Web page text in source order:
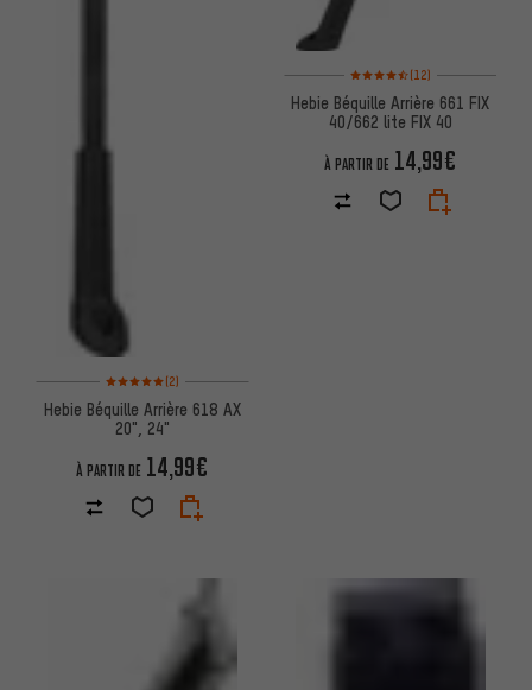
Note moyenne : 5 sur 5 d'après 2 avis
(2)
Hebie Béquille Arrière 618 AX
20", 24"
À PARTIR DE 14,99€
Note moyenne : 4,5 sur 5
(12)
Hebie Béquille Arrière 661 FIX
40/662 lite FIX 40
À PARTIR DE 14,99€